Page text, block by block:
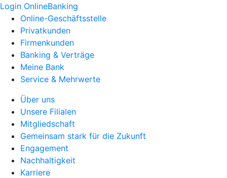
Login OnlineBanking
Online-Geschäftsstelle
Privatkunden
Firmenkunden
Banking & Verträge
Meine Bank
Service & Mehrwerte
Über uns
Unsere Filialen
Mitgliedschaft
Gemeinsam stark für die Zukunft
Engagement
Nachhaltigkeit
Karriere